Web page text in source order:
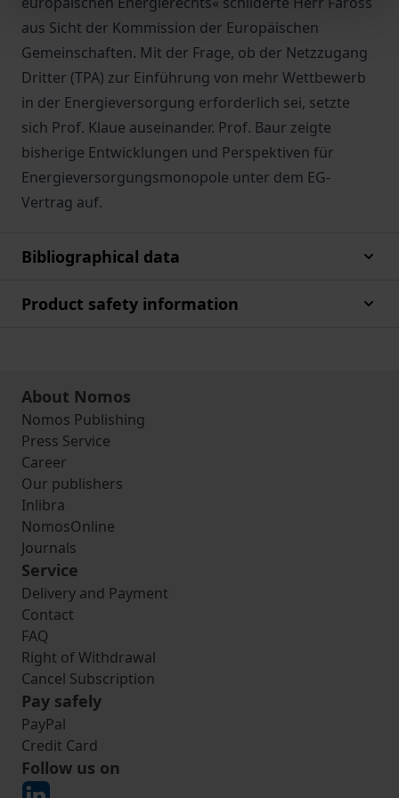
aus Sicht der Kommission der Europäischen
Gemeinschaften. Mit der Frage, ob der Netzzugang
Dritter (TPA) zur Einführung von mehr Wettbewerb
in der Energieversorgung erforderlich sei, setzte
sich Prof. Klaue auseinander. Prof. Baur zeigte
bisherige Entwicklungen und Perspektiven für
Energieversorgungsmonopole unter dem EG-
Vertrag auf.
Bibliographical data
Product safety information
About Nomos
Nomos Publishing
Press Service
Career
Our publishers
Inlibra
NomosOnline
Journals
Service
Delivery and Payment
Contact
FAQ
Right of Withdrawal
Cancel Subscription
Pay safely
PayPal
Credit Card
Follow us on